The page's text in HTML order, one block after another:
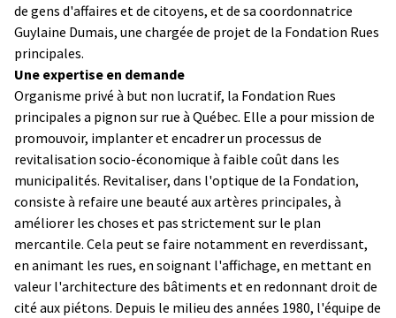
de gens d'affaires et de citoyens, et de sa coordonnatrice
Guylaine Dumais, une chargée de projet de la Fondation Rues
principales.
Une expertise en demande
Organisme privé à but non lucratif, la Fondation Rues
principales a pignon sur rue à Québec. Elle a pour mission de
promouvoir, implanter et encadrer un processus de
revitalisation socio-économique à faible coût dans les
municipalités. Revitaliser, dans l'optique de la Fondation,
consiste à refaire une beauté aux artères principales, à
améliorer les choses et pas strictement sur le plan
mercantile. Cela peut se faire notamment en reverdissant,
en animant les rues, en soignant l'affichage, en mettant en
valeur l'architecture des bâtiments et en redonnant droit de
cité aux piétons. Depuis le milieu des années 1980, l'équipe de